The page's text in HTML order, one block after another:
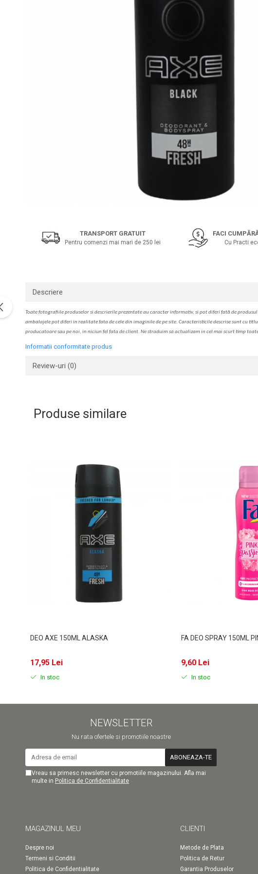
Vata demachianta
Facebook
TRANSPORT GRATUIT
Pentru comenzi mai mari de 250 lei
FACI
Cu Practi
Descriere
Toate fotografiile produselorsidescrierileprezentate au caracter informativ, si pot diferi fată de produsul
ambalajele pot diferi in realitate fata de cele din imaginile de pe site. Caracteristicile descrise sunt cu
producatoare sau pe noi, in niciun fel fata de client. Ne straduim sa actualizam in cel mai scurt timp
Informatii conformitate produs
Review-uri (0)
Produse similare
DEO AXE 150ML ALASKA
17,95 Lei
In stoc
FA DEO SPRAY 150ML
9,60 Lei
In stoc
NEWSLETTER
Nu rata ofertele si promotiile noastre
Vreau sa primesc newsletter cu promotiile magazinului. Afla mai
multe in Politica de Confidentialitate
MAGAZINUL MEU
Despre noi
Termeni si Conditii
Politica de Confidentialitate
CLIENTI
Metode de Plata
Politica de Retur
Garantia Produselor